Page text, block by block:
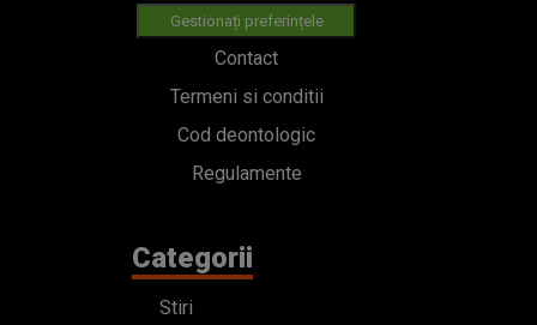
Gestionați preferințele
Contact
Termeni si conditii
Cod deontologic
Regulamente
Categorii
Stiri